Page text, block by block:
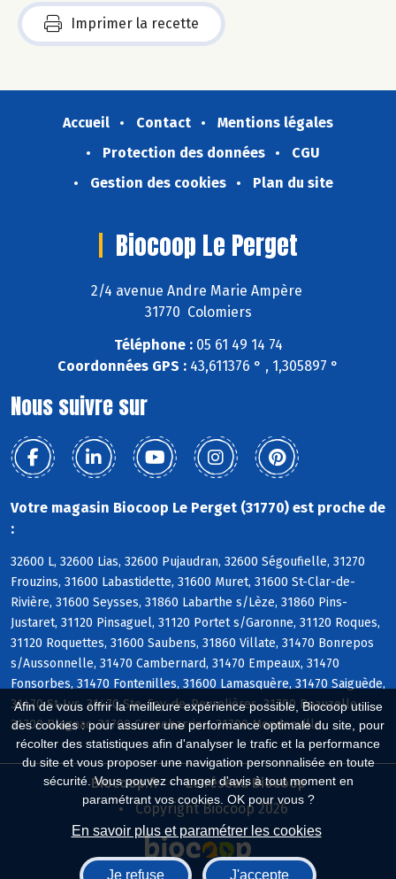
Afin de vous offrir la meilleure expérience possible, Biocoop utilise
des cookies : pour assurer une performance optimale du site, pour
récolter des statistiques afin d'analyser le trafic et la performance
du site et vous proposer une navigation personnalisée en toute
sécurité. Vous pouvez changer d'avis à tout moment en
paramétrant vos cookies. OK pour vous ?
En savoir plus et paramétrer les cookies
Je refuse J'accepte
Imprimer la recette
Accueil Contact
Mentions légales
Protection des données
CGU
Gestion des cookies
Plan du site
Biocoop Le Perget
2/4 avenue Andre Marie Ampère
31770 Colomiers
Téléphone :05 61 49 14 74
Coordonnées GPS : 43,611376 ° , 1,305897 °
Nous suivre sur
Votre magasin Biocoop Le Perget (31770) est proche de
:
32600 L, 32600 Lias, 32600 Pujaudran, 32600 Ségoufielle, 31270
Frouzins, 31600 Labastidette, 31600 Muret, 31600 St-Clar-de-
Rivière, 31600 Seysses, 31860 Labarthe s/Lèze, 31860 Pins-
Justaret, 31120 Pinsaguel, 31120 Portet s/Garonne, 31120 Roques,
31120 Roquettes, 31600 Saubens, 31860 Villate, 31470 Bonrepos
s/Aussonnelle, 31470 Cambernard, 31470 Empeaux, 31470
Fonsorbes, 31470 Fontenilles, 31600 Lamasquère, 31470 Saiguède,
31470 St-Lys, 31470 Ste-Foy-de-Peyrolières, 31700 Beauzelle,
31700 Blagnac, 31700 Cornebarrieu, 31700 Mondonville
Biocoop.fr
Le réseau Biocoop
Copyright Biocoop 2026